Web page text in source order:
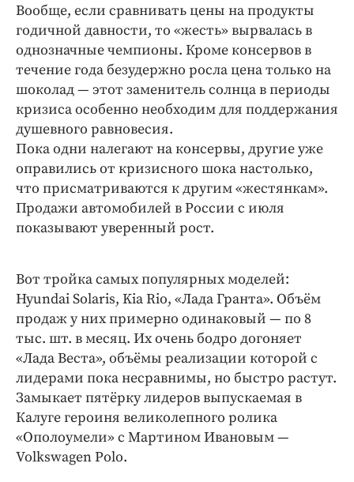
Вообще, если сравнивать цены на продукты
годичной давности, то «жесть» вырвалась в
однозначные чемпионы. Кроме консервов в
течение года безудержно росла цена только на
шоколад — этот заменитель солнца в периоды
кризиса особенно необходим для поддержания
душевного равновесия.
Пока одни налегают на консервы, другие уже
оправились от кризисного шока настолько,
что присматриваются к другим «жестянкам».
Продажи автомобилей в России с июля
показывают уверенный рост.
Вот тройка самых популярных моделей:
Hyundai Solaris, Kia Rio, «Лада Гранта». Объём
продаж у них примерно одинаковый — по 8
тыс. шт. в месяц. Их очень бодро догоняет
«Лада Веста», объёмы реализации которой с
лидерами пока несравнимы, но быстро растут.
Замыкает пятёрку лидеров выпускаемая в
Калуге героиня великолепного ролика
«Ополоумели» с Мартином Ивановым —
Volkswagen Polo.